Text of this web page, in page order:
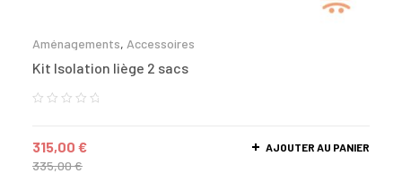
Aménagements, Accessoires
Kit Isolation liège 2 sacs
335,00€
315,00 € AJOUTER AU PANIER